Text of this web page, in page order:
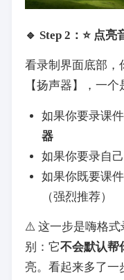
‌🔹 Step 2：⭐ 点
看录制界面底部
【扬声器】，一个
如果你要录课
器
如果你要录自
如果你既要课
（强烈推荐）
⚠️ 这一步是嗨格式
别：它‌不会默认帮
亮。看起来多了一